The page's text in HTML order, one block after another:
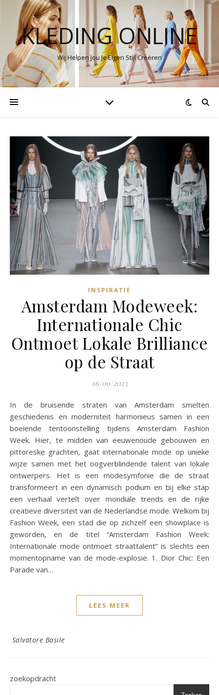
KLEDING ONLINE
Wij Helpen Jou Je Eigen Stijl Creëren
INSPIRATIE
Amsterdam Modeweek:
Internationale Chic
Ontmoet Lokale Brilliance
op de Straat
16/09/2023
In de bruisende straten van Amsterdam smelten
geschiedenis en moderniteit harmonieus samen in een
boeiende tentoonstelling tijdens Amsterdam Fashion
Week. Hier, te midden van eeuwenoude gebouwen en
pittoreske grachten, gaat internationale mode op unieke
wijze samen met het oogverblindende talent van lokale
ontwerpers. Het is een modesymfonie die de straat
transformeert in een dynamisch podium en bij elke stap
een verhaal vertelt over mondiale trends en de rijke
creatieve diversiteit van de Nederlandse mode. Welkom bij
Fashion Week, een stad die op zichzelf een showplace is
geworden, en de titel “Amsterdam Fashion Week:
Internationale mode ontmoet straattalent” is slechts een
momentopname van de mode-explosie. 1. Dior Chic: Een
Parade van…
LEES MEER
Salvatore Basile
zoekopdracht